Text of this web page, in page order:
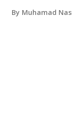
By Muhamad